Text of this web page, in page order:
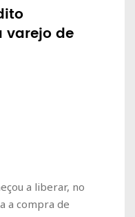
de
a liberar, no
a compra de